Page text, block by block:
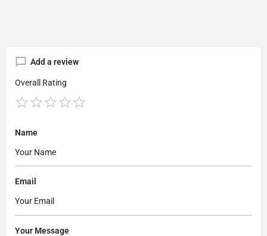
Add a review
Overall Rating
Name
Email
Your Message